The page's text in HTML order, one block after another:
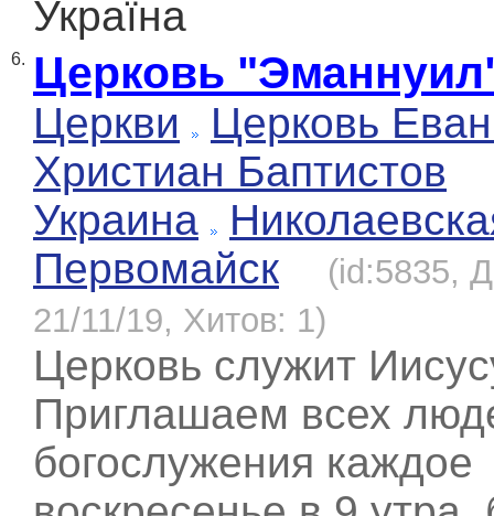
Україна
6. Церковь
Церкви
Церковь
Христиан Баптистов
Украина
Первомайск
(id:5835,
21/11/19, Хитов: 1)
Церковь служит
Приглашаем всех
богослужения каждое